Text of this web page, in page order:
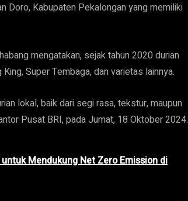
Doro, Kabupaten Pekalongan yang memiliki
mengatakan, sejak tahun 2020 durian
Super Tembaga, dan varietas lainnya.
lokal, baik dari segi rasa, tekstur, maupun
Pusat BRI, pada Jumat, 18 Oktober 2024.
Mendukung Net Zero Emission di